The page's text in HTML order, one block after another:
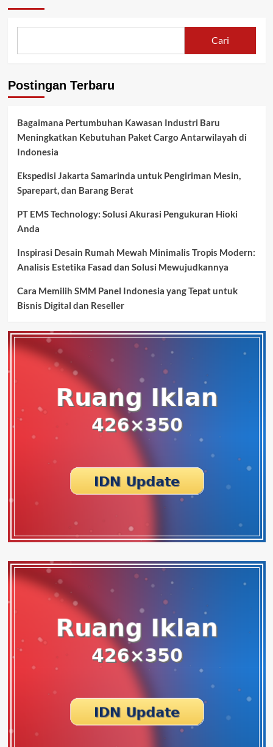
Cari
Postingan Terbaru
Bagaimana Pertumbuhan Kawasan Industri Baru
Meningkatkan Kebutuhan Paket Cargo Antarwilayah di
Indonesia
Ekspedisi Jakarta Samarinda untuk Pengiriman Mesin,
Sparepart, dan Barang Berat
PT EMS Technology: Solusi Akurasi Pengukuran Hioki
Anda
Inspirasi Desain Rumah Mewah Minimalis Tropis Modern:
Analisis Estetika Fasad dan Solusi Mewujudkannya
Cara Memilih SMM Panel Indonesia yang Tepat untuk
Bisnis Digital dan Reseller